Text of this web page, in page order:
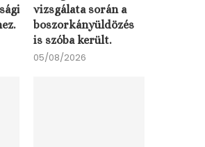
Hadházy Ákos
tesz, mert véleménye
vizsgálata során a
boszorkányüldözés
is szóba került.
05/08/2026